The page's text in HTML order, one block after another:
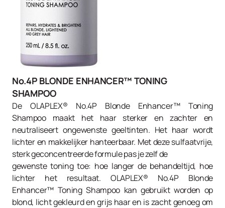
No.4P BLONDE ENHANCER™ TONING
SHAMPOO
De OLAPLEX® No.4P Blonde Enhancer™ Toning
Shampoo maakt het haar sterker en zachter en
neutraliseert ongewenste geeltinten. Het haar wordt
lichter en makkelijker hanteerbaar. Met deze sulfaatvrije,
sterk geconcentreerde formule pas je zelf de
gewenste toning toe: hoe langer de behandeltijd, hoe
lichter het resultaat. OLAPLEX® No.4P Blonde
Enhancer™ Toning Shampoo kan gebruikt worden op
blond, licht gekleurd en grijs haar en is zacht genoeg om